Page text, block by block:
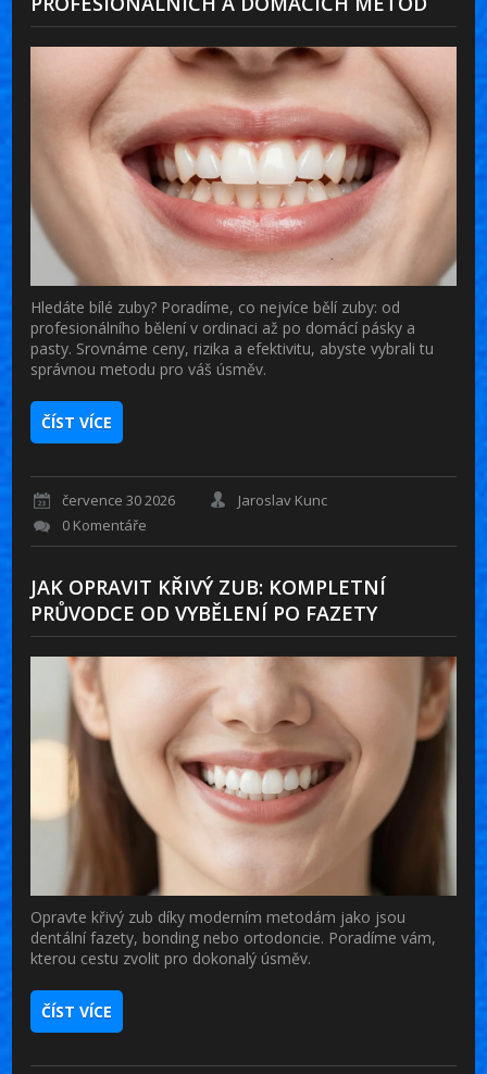
Hledáte bílé zuby? Poradíme, co nejvíce bělí zuby: od
profesionálního bělení v ordinaci až po domácí pásky a
pasty. Srovnáme ceny, rizika a efektivitu, abyste vybrali tu
správnou metodu pro váš úsměv.
ČÍST VÍCE
července 30 2026
Jaroslav Kunc
0 Komentáře
JAK OPRAVIT KŘIVÝ ZUB: KOMPLETNÍ
PRŮVODCE OD VYBĚLENÍ PO FAZETY
Opravte křivý zub díky moderním metodám jako jsou
dentální fazety, bonding nebo ortodoncie. Poradíme vám,
kterou cestu zvolit pro dokonalý úsměv.
ČÍST VÍCE